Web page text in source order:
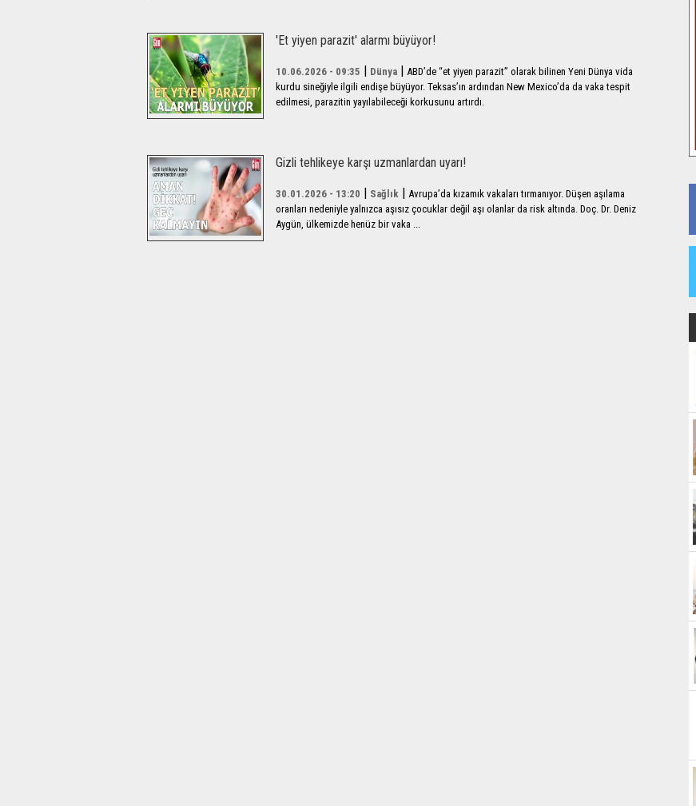
'Et yiyen parazit' alarmı büyüyor!
10.06.2026 - 09:35 | Dünya | ABD’de “et yiyen parazit” olarak bilinen Yeni Dünya vida
kurdu sineğiyle ilgili endişe büyüyor. Teksas’ın ardından New Mexico’da da vaka tespit
edilmesi, parazitin yayılabileceği korkusunu artırdı.
Gizli tehlikeye karşı uzmanlardan uyarı!
30.01.2026 - 13:20 | Sağlık | Avrupa’da kızamık vakaları tırmanıyor. Düşen aşılama
oranları nedeniyle yalnızca aşısız çocuklar değil aşı olanlar da risk altında. Doç. Dr. Deniz
Aygün, ülkemizde henüz bir vaka ...